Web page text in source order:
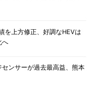
を上方修正、好調なHEVは
へ
ンサーが過去最高益、熊本